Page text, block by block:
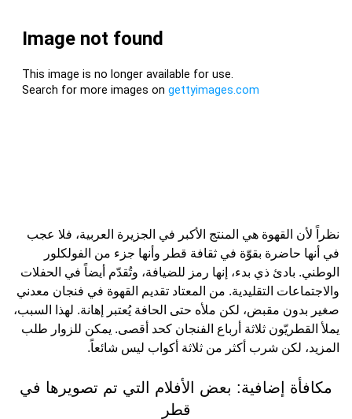
نظراً لأن القهوة هي المنتج الأكبر في الجزيرة العربية، فلا عجب
في أنها حاضرة بقوّة في ثقافة قطر وأنها جزء من الفولكلور
الوطني. بادئ ذي بدء، إنها رمز للضيافة، وتُقدّم أيضاً في الحفلات
والاجتماعات التقليدية. من المعتاد تقديم القهوة في فنجان معدني
صغير بدون مقبض، لكن ملأه حتى الحافة يُعتبر إهانة. لهذا السبب،
يملأ القطريّون ثلاثة أرباع الفنجان كحد أقصى. يمكن للزوار طلب
المزيد، لكن شرب أكثر من ثلاثة أكواب ليس شائعاً.
مكافأة إضافية: بعض الأفلام التي تم تصويرها في
قطر